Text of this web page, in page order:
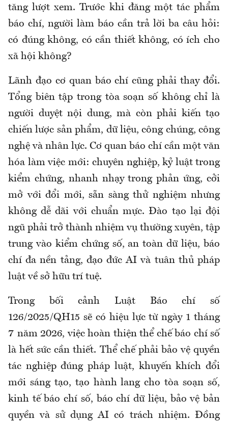
tăng lượt xem. Trước khi đăng một tác phẩm
báo chí, người làm báo cần trả lời ba câu hỏi:
có đúng không, có cần thiết không, có ích cho
xã hội không?
Lãnh đạo cơ quan báo chí cũng phải thay đổi.
Tổng biên tập trong tòa soạn số không chỉ là
người duyệt nội dung, mà còn phải kiến tạo
chiến lược sản phẩm, dữ liệu, công chúng, công
nghệ và nhân lực. Cơ quan báo chí cần một văn
hóa làm việc mới: chuyên nghiệp, kỷ luật trong
kiểm chứng, nhanh nhạy trong phản ứng, cởi
mở với đổi mới, sẵn sàng thử nghiệm nhưng
không dễ dãi với chuẩn mực. Đào tạo lại đội
ngũ phải trở thành nhiệm vụ thường xuyên, tập
trung vào kiểm chứng số, an toàn dữ liệu, báo
chí đa nền tảng, đạo đức AI và tuân thủ pháp
luật về sở hữu trí tuệ.
Trong bối cảnh Luật Báo chí số
126/2025/QH15 sẽ có hiệu lực từ ngày 1 tháng
7 năm 2026, việc hoàn thiện thể chế báo chí số
là hết sức cần thiết. Thể chế phải bảo vệ quyền
tác nghiệp đúng pháp luật, khuyến khích đổi
mới sáng tạo, tạo hành lang cho tòa soạn số,
kinh tế báo chí số, báo chí dữ liệu, bảo vệ bản
quyền và sử dụng AI có trách nhiệm. Đồng